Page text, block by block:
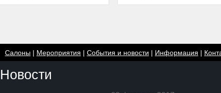
Салоны| Мероприятия | События и новости | Информация |
Новости